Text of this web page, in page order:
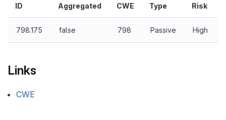
ID Aggregated CWE Type Risk
798.175 false 798 Passive High
Links
CWE